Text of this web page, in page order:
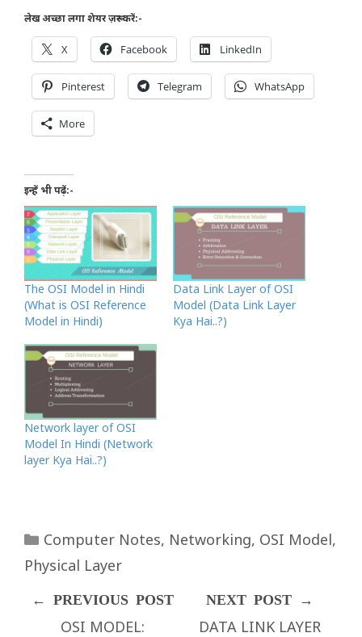
लेख अच्छा लगा शेयर ज़रूर करें:-
X Facebook LinkedIn
Pinterest Telegram WhatsApp
More
इन्हें भी पढ़ें:-
The OSI Model in Hindi
(What is OSI Reference
Model in Hindi)
Data Link Layer of OSI
Model (Data Link Layer
Kya Hai..?)
Network layer of OSI
Model In Hindi (Network
layer Kya Hai..?)
Categories
Computer Notes, Networking, OSI Model,
Physical Layer
OSI MODEL:
DATA LINK LAYER